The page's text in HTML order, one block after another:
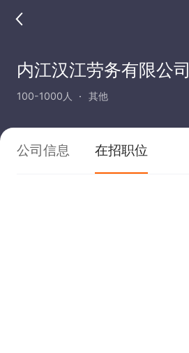
内江汉江劳务有限公司
100-1000人 其他
公司信息 在招职位